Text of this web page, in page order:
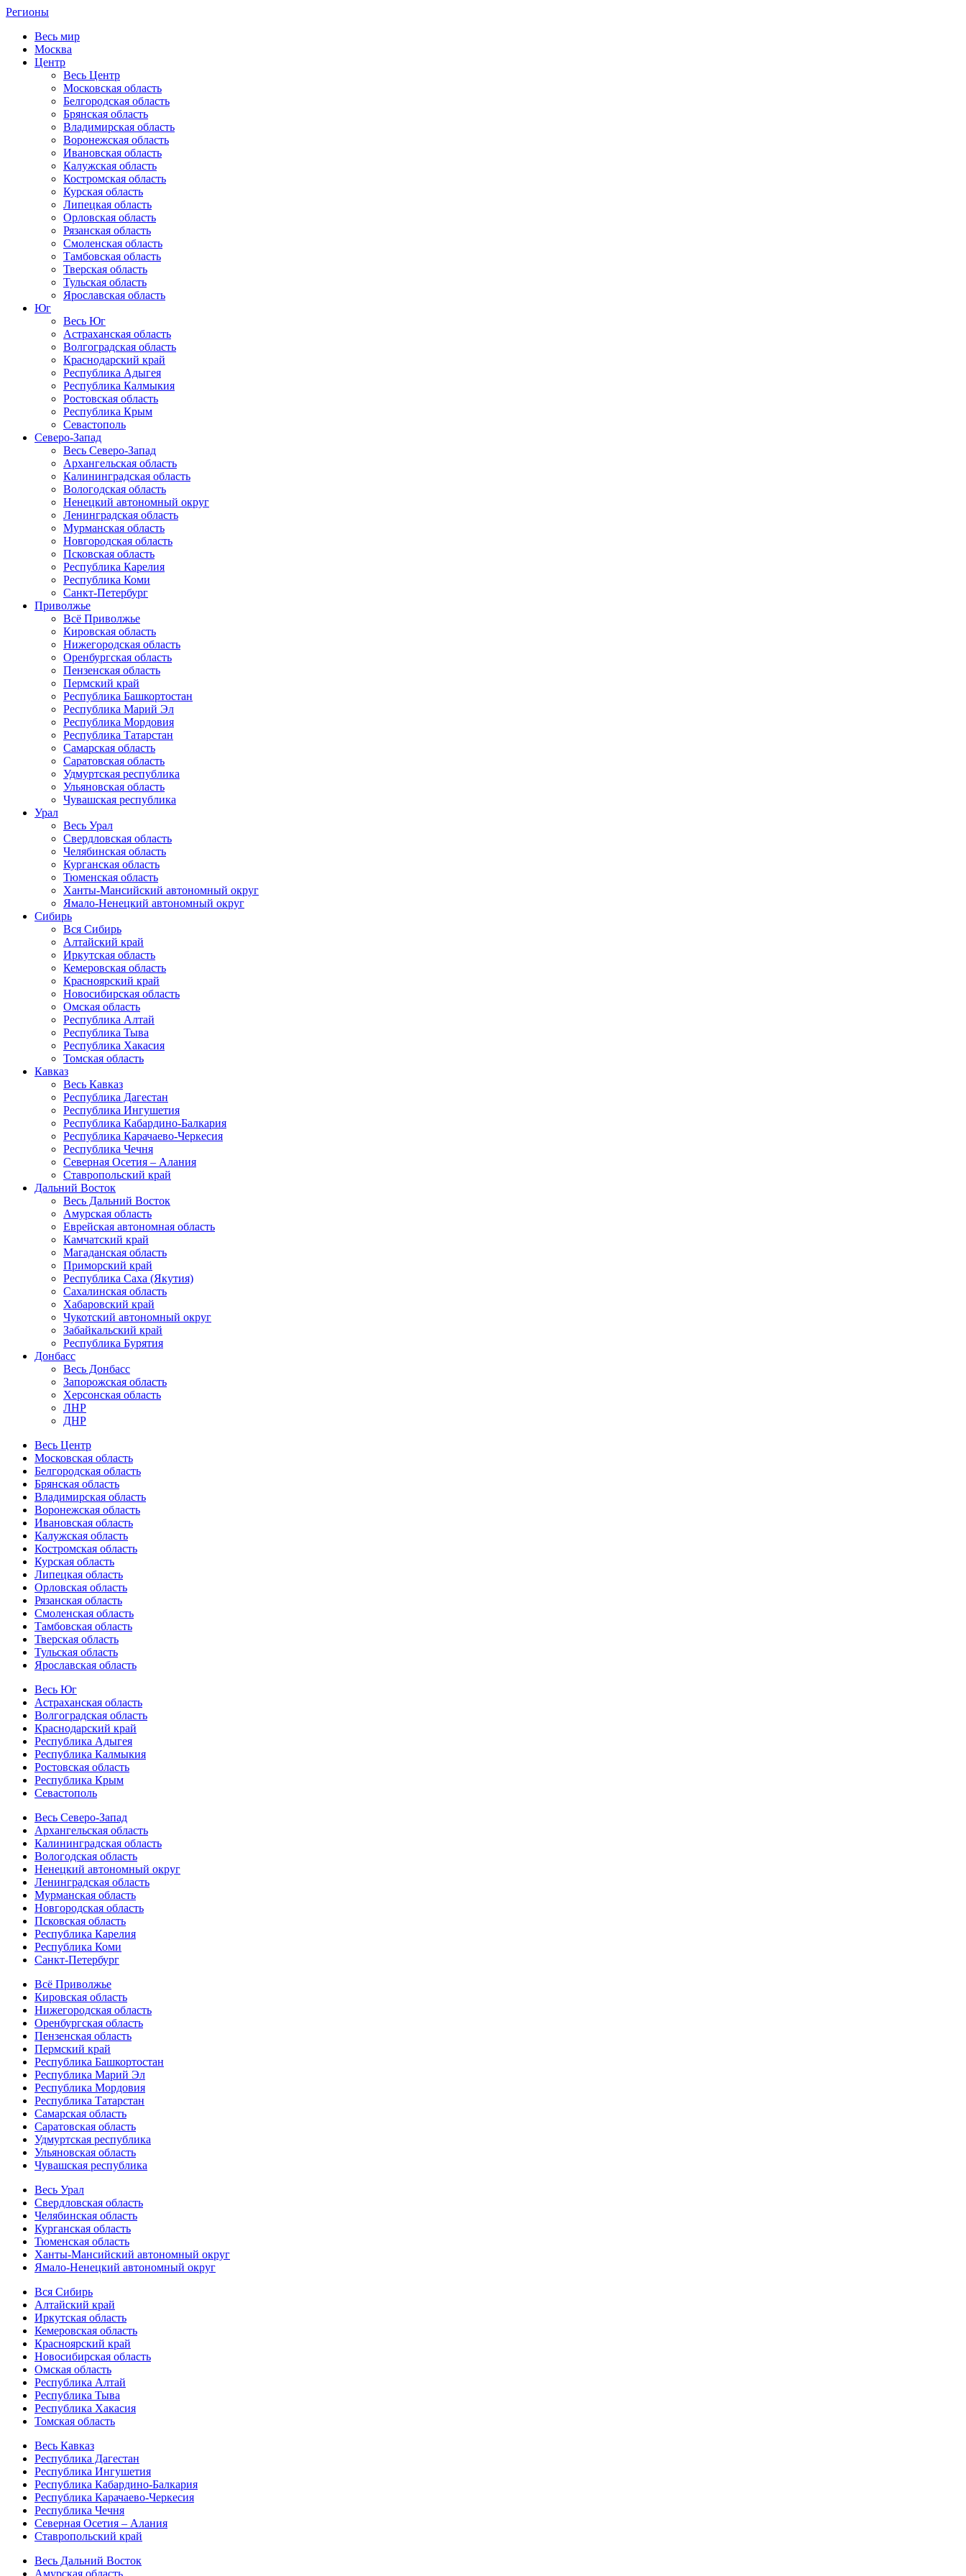
Регионы
Весь мир
Москва
Центр
Весь Центр
Московская область
Белгородская область
Брянская область
Владимирская область
Воронежская область
Ивановская область
Калужская область
Костромская область
Курская область
Липецкая область
Орловская область
Рязанская область
Смоленская область
Тамбовская область
Тверская область
Тульская область
Ярославская область
Юг
Весь Юг
Астраханская область
Волгоградская область
Краснодарский край
Республика Адыгея
Республика Калмыкия
Ростовская область
Республика Крым
Севастополь
Северо-Запад
Весь Северо-Запад
Архангельская область
Калининградская область
Вологодская область
Ненецкий автономный округ
Ленинградская область
Мурманская область
Новгородская область
Псковская область
Республика Карелия
Республика Коми
Санкт-Петербург
Приволжье
Всё Приволжье
Кировская область
Нижегородская область
Оренбургская область
Пензенская область
Пермский край
Республика Башкортостан
Республика Марий Эл
Республика Мордовия
Республика Татарстан
Самарская область
Саратовская область
Удмуртская республика
Ульяновская область
Чувашская республика
Урал
Весь Урал
Свердловская область
Челябинская область
Курганская область
Тюменская область
Ханты-Мансийский автономный округ
Ямало-Ненецкий автономный округ
Сибирь
Вся Сибирь
Алтайский край
Иркутская область
Кемеровская область
Красноярский край
Новосибирская область
Омская область
Республика Алтай
Республика Тыва
Республика Хакасия
Томская область
Кавказ
Весь Кавказ
Республика Дагестан
Республика Ингушетия
Республика Кабардино-Балкария
Республика Карачаево-Черкесия
Республика Чечня
Северная Осетия – Алания
Ставропольский край
Дальний Восток
Весь Дальний Восток
Амурская область
Еврейская автономная область
Камчатский край
Магаданская область
Приморский край
Республика Саха (Якутия)
Сахалинская область
Хабаровский край
Чукотский автономный округ
Забайкальский край
Республика Бурятия
Донбасс
Весь Донбасс
Запорожская область
Херсонская область
ЛНР
ДНР
Весь Центр
Московская область
Белгородская область
Брянская область
Владимирская область
Воронежская область
Ивановская область
Калужская область
Костромская область
Курская область
Липецкая область
Орловская область
Рязанская область
Смоленская область
Тамбовская область
Тверская область
Тульская область
Ярославская область
Весь Юг
Астраханская область
Волгоградская область
Краснодарский край
Республика Адыгея
Республика Калмыкия
Ростовская область
Республика Крым
Севастополь
Весь Северо-Запад
Архангельская область
Калининградская область
Вологодская область
Ненецкий автономный округ
Ленинградская область
Мурманская область
Новгородская область
Псковская область
Республика Карелия
Республика Коми
Санкт-Петербург
Всё Приволжье
Кировская область
Нижегородская область
Оренбургская область
Пензенская область
Пермский край
Республика Башкортостан
Республика Марий Эл
Республика Мордовия
Республика Татарстан
Самарская область
Саратовская область
Удмуртская республика
Ульяновская область
Чувашская республика
Весь Урал
Свердловская область
Челябинская область
Курганская область
Тюменская область
Ханты-Мансийский автономный округ
Ямало-Ненецкий автономный округ
Вся Сибирь
Алтайский край
Иркутская область
Кемеровская область
Красноярский край
Новосибирская область
Омская область
Республика Алтай
Республика Тыва
Республика Хакасия
Томская область
Весь Кавказ
Республика Дагестан
Республика Ингушетия
Республика Кабардино-Балкария
Республика Карачаево-Черкесия
Республика Чечня
Северная Осетия – Алания
Ставропольский край
Весь Дальний Восток
Амурская область